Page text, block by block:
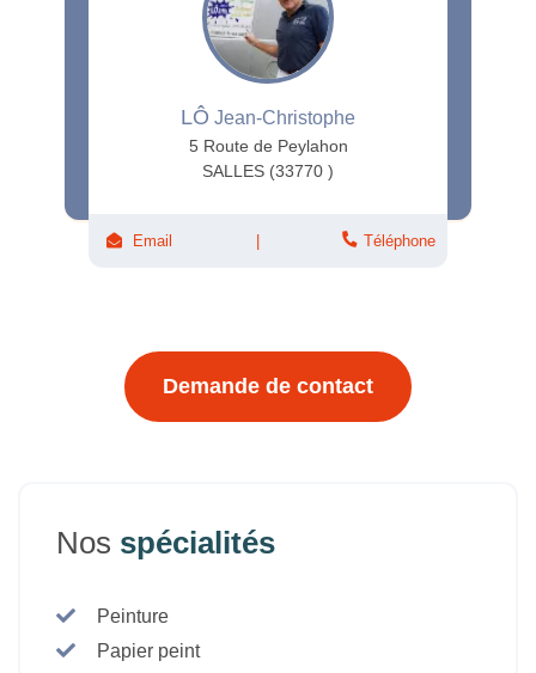
LÔ Jean-Christophe
5 Route de Peylahon
SALLES (33770 )
Email Téléphone
Demande de contact
Nos spécialités
Peinture
Papier peint